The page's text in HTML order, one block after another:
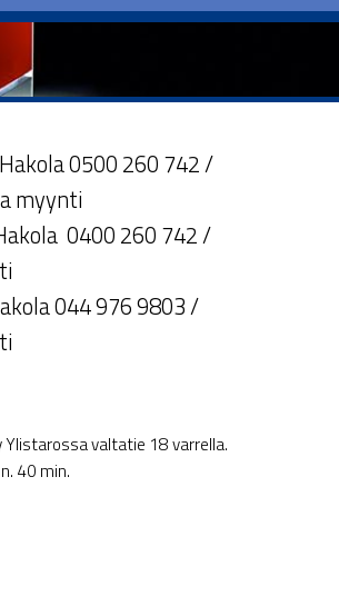
0500 260 742 /
myynti
0400 260 742 /
044 976 9803 /
Ylistarossa valtatie 18 varrella.
40 min.